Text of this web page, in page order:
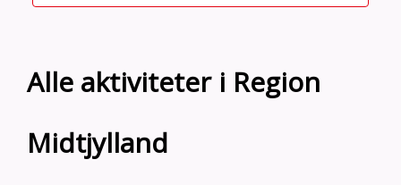
Alle aktiviteter i Region
Midtjylland